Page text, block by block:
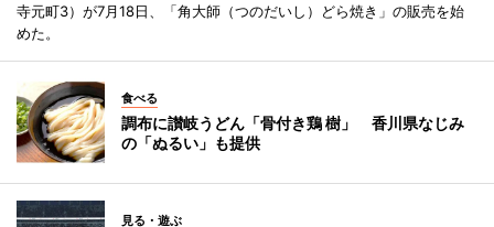
寺元町3）が7月18日、「角大師（つのだいし）どら焼き」の販売を始
めた。
食べる
調布に讃岐うどん「骨付き鶏 樹」 香川県なじみ
の「ぬるい」も提供
見る・遊ぶ